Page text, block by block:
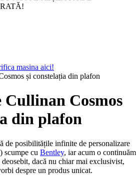
Cullinan Cosmos
din plafon
de posibilitățile infinite de personalizare
scumpe cu Bentley, iar acum o continuăm
dacă nu chiar mai exclusivist,
despre un produs unicat.